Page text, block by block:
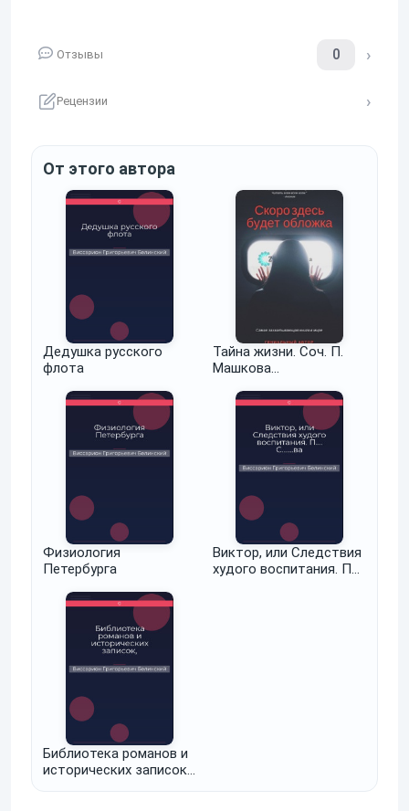
Отзывы 0
Рецензии
От этого автора
Дедушка русского
флота
Тайна жизни. Соч. П.
Машкова…
Физиология
Петербурга
Виктор, или Следствия
худого воспитания. П….
Библиотека романов и
исторических записок,